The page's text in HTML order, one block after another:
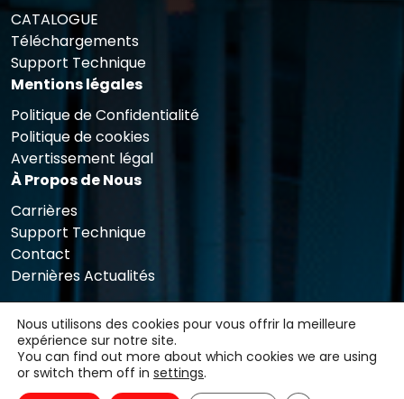
CATALOGUE
Téléchargements
Support Technique
Mentions légales
Politique de Confidentialité
Politique de cookies
Avertissement légal
À Propos de Nous
Carrières
Support Technique
Contact
Dernières Actualités
Nous utilisons des cookies pour vous offrir la meilleure
expérience sur notre site.
You can find out more about which cookies we are using
or switch them off in settings.